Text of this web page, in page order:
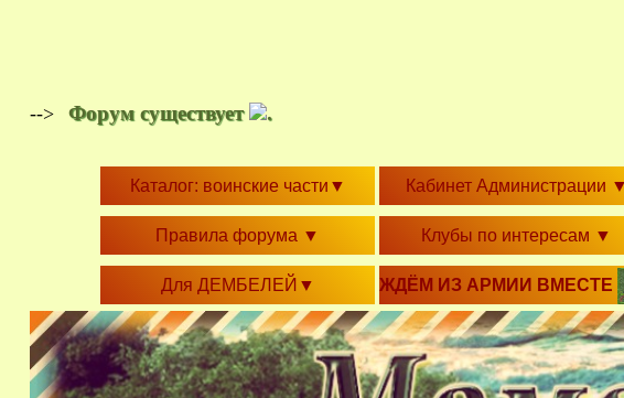
--> Форум существует .
Каталог: воинские части ▼ Кабинет Администрации ▼
Правила форума ▼ Клубы по интересам ▼
Для ДЕМБЕЛЕЙ ▼ ЖДЁМ ИЗ АРМИИ ВМЕСТЕ